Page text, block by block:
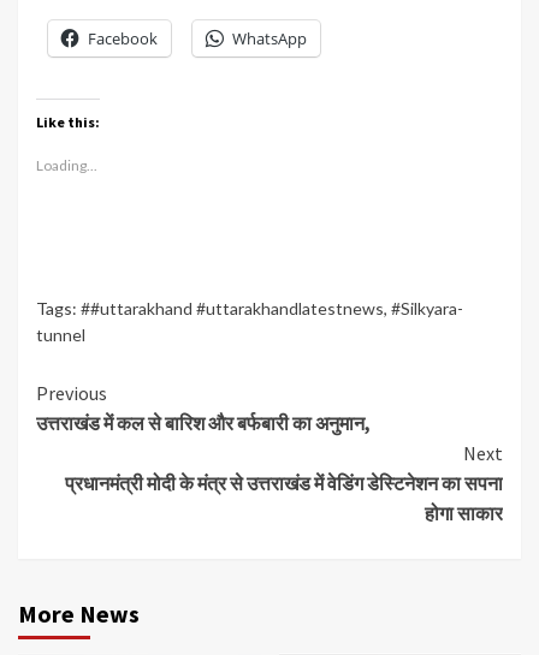
Facebook WhatsApp
Like this:
Loading...
Tags: ##uttarakhand #uttarakhandlatestnews, #Silkyara-
tunnel
Continue
Reading
Previous
उत्तराखंड में कल से बारिश और बर्फबारी का अनुमान,
Next
प्रधानमंत्री मोदी के मंत्र से उत्तराखंड में वेडिंग डेस्टिनेशन का सपना
होगा साकार
More News